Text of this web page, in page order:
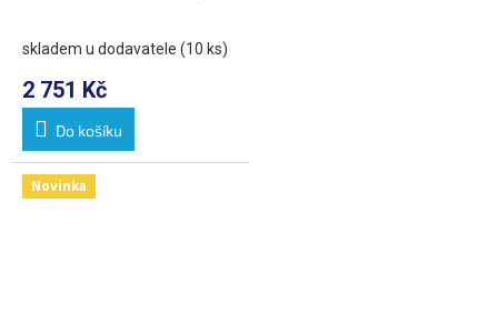
chrom
skladem u dodavatele (10 ks)
2 751 Kč
Do košíku
Novinka